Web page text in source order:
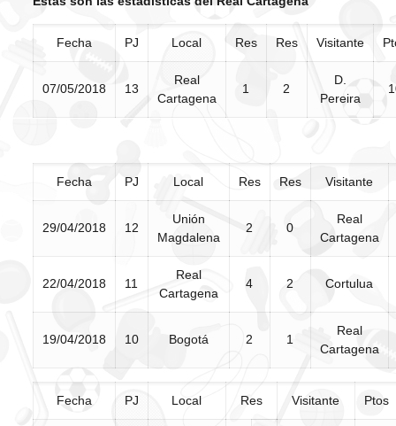
Fecha PJ Local Res Res Visitante
07/05/2018 13
Real
Cartagena
1 2
D.
Pereira
Fecha PJ Local Res Res Visitante
29/04/2018 12
Unión
Magdalena
2 0
Real
Cartagena
22/04/2018 11
Real
Cartagena
4 2 Cortulua
19/04/2018 10 Bogotá 2 1
Real
Cartagena
Fecha PJ Local Res Visitante Ptos